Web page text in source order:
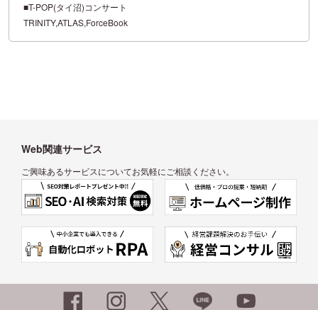
■T-POP(タイ沼)コンサート
TRINITY,ATLAS,ForceBook
Web関連サービス
ご興味あるサービスについてお気軽にご相談ください。